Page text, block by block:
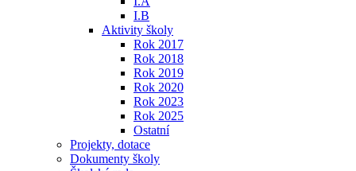
I.B
Aktivity školy
Rok 2017
Rok 2018
Rok 2019
Rok 2020
Rok 2023
Rok 2025
Ostatní
Projekty, dotace
Dokumenty školy